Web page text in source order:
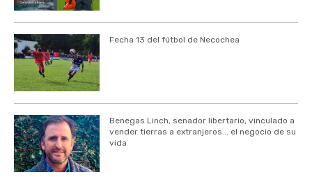
Fecha 13 del fútbol de Necochea
Benegas Linch, senador libertario, vinculado a
vender tierras a extranjeros... el negocio de su
vida